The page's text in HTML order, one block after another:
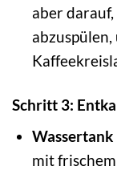
aber
Schritt 3:
mit